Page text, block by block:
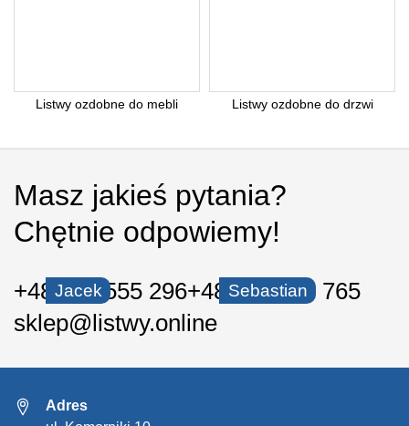
Listwy ozdobne do mebli Listwy ozdobne do drzwi
Masz jakieś pytania?
Chętnie odpowiemy!
Jacek
+48 535 555 296 Sebastian
+48 530 550 765
sklep@listwy.online
Adres